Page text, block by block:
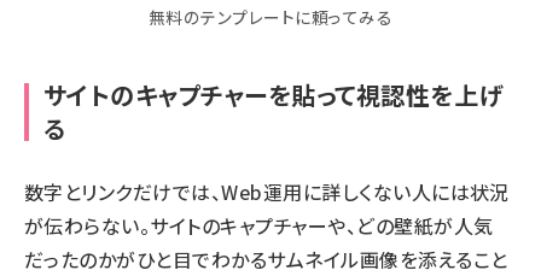
無料のテンプレートに頼ってみる
サイトのキャプチャーを貼って視認性を上げ
る
数字とリンクだけでは、Web運用に詳しくない人には状況
が伝わらない。サイトのキャプチャーや、どの壁紙が人気
だったのかがひと目でわかるサムネイル画像を添えること